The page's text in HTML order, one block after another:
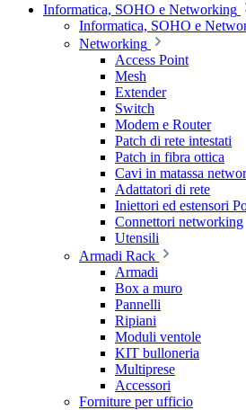
Informatica, SOHO e Networking
Informatica, SOHO e
Networking
Access Point
Mesh
Extender
Switch
Modem e Router
Patch di rete intestati
Patch in fibra ottica
Cavi in matassa
Adattatori di rete
Iniettori ed estensori
Connettori networking
Utensili
Armadi Rack
Armadi
Box a muro
Pannelli
Ripiani
Moduli ventole
KIT bulloneria
Multiprese
Accessori
Forniture per ufficio